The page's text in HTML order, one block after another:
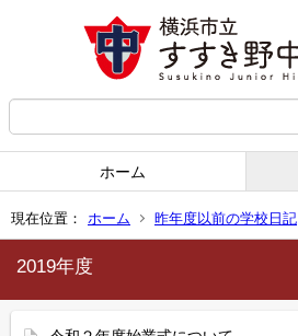
ホーム
現在位置： ホーム 昨年度以前の学校日記
2019年度